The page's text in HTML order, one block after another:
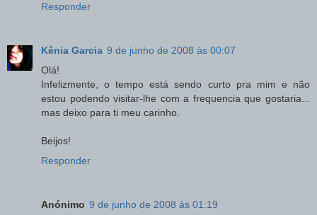
Responder
Kênia Garcia 9 de junho de 2008 às 00:07
Olá!
Infelizmente, o tempo está sendo curto pra mim e não
estou podendo visitar-lhe com a frequencia que gostaria...
mas deixo para ti meu carinho.
Beijos!
Responder
Anónimo 9 de junho de 2008 às 01:19